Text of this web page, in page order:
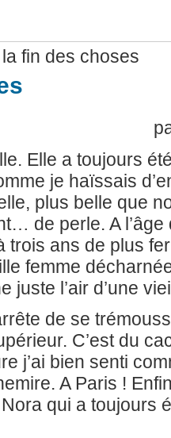
fin des choses
Elle a toujours
je haïssais
plus belle que
de perle. A l’âge
trois ans de plus
femme
juste l’air d’une
de se
C’est du
j’ai bien senti
A Paris !
qui a toujours